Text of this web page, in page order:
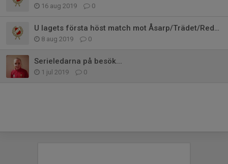
16 aug 2019 0
U lagets första höst match mot Åsarp/Trädet/Redväg
8 aug 2019 0
Serieledarna på besök...
1 jul 2019 0